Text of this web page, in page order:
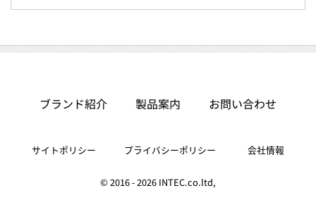
ブランド紹介 製品案内 お問い合わせ
サイトポリシー プライバシーポリシー 会社情報
© 2016 - 2026 INTEC.co.ltd,